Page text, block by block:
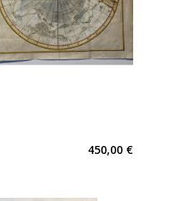
450,00 €